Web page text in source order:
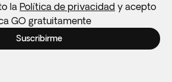
la Política de privacidad y acepto
GO gratuitamente
Suscribirme